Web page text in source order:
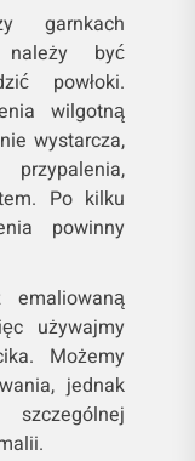
garnkach
należy być
powłoki.
wilgotną
wystarcza,
Po kilku
powinny
używajmy
Możemy
jednak